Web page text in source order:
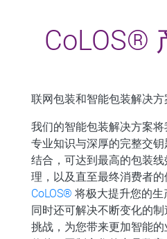
CoLOS®
联网包装和智能包装解决方
我们的智能包装解决方案
专业知识与深厚的完整交
结合，可达到最高的包装
理，以及直至最终消费者的
CoLOS® 将极大提升您的生
同时还可解决不断变化的
挑战，为您带来更加智能